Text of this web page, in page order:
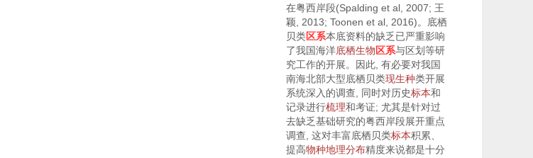
在粤西岸段(Spalding et al, 2007; 王
颖, 2013; Toonen et al, 2016)。底栖
贝类区系本底资料的缺乏已严重影响
了我国海洋底栖生物区系与区划等研
究工作的开展。因此, 有必要对我国
南海北部大型底栖贝类现生种类开展
系统深入的调查, 同时对历史标本和
记录进行梳理和考证; 尤其是针对过
去缺乏基础研究的粤西岸段展开重点
调查, 这对丰富底栖贝类标本积累、
提高物种地理分布精度来说都是十分